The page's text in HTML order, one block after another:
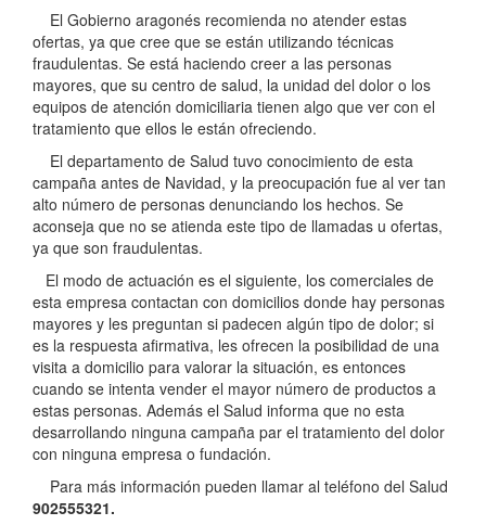
El Gobierno aragonés recomienda no atender estas
ofertas, ya que cree que se están utilizando técnicas
fraudulentas. Se está haciendo creer a las personas
mayores, que su centro de salud, la unidad del dolor o los
equipos de atención domiciliaria tienen algo que ver con el
tratamiento que ellos le están ofreciendo.
El departamento de Salud tuvo conocimiento de esta
campaña antes de Navidad, y la preocupación fue al ver tan
alto número de personas denunciando los hechos. Se
aconseja que no se atienda este tipo de llamadas u ofertas,
ya que son fraudulentas.
El modo de actuación es el siguiente, los comerciales de
esta empresa contactan con domicilios donde hay personas
mayores y les preguntan si padecen algún tipo de dolor; si
es la respuesta afirmativa, les ofrecen la posibilidad de una
visita a domicilio para valorar la situación, es entonces
cuando se intenta vender el mayor número de productos a
estas personas. Además el Salud informa que no esta
desarrollando ninguna campaña par el tratamiento del dolor
con ninguna empresa o fundación.
Para más información pueden llamar al teléfono del Salud
902555321.